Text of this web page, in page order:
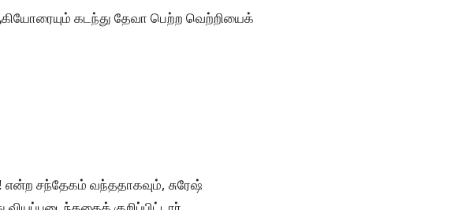
கடந்து தேவா பெற்ற வெற்றியைக்
சந்தேகம் வந்ததாகவும், சுரேஷ்